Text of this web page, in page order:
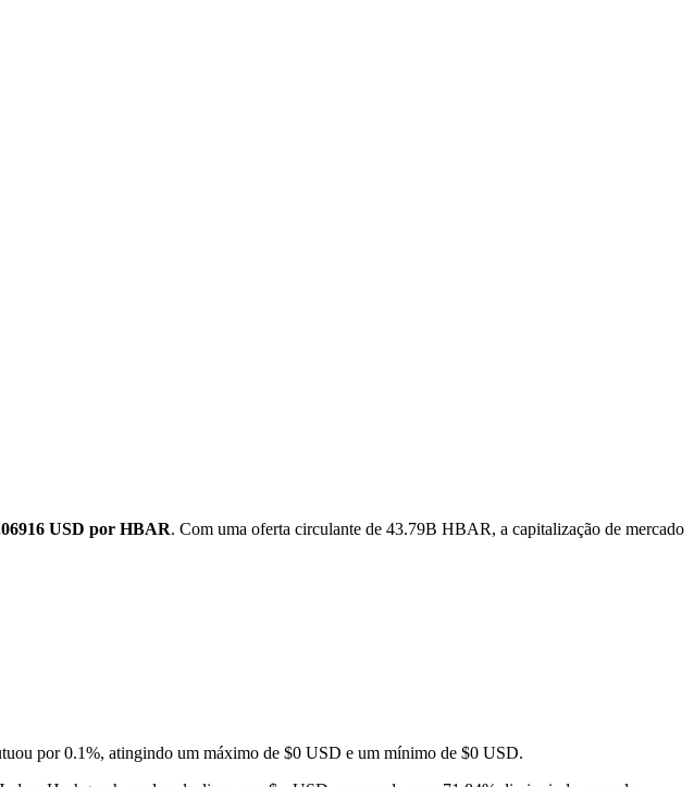
USD por HBAR. Com uma oferta circulante de 43.79B HBAR, a capitalização de mercado
por 0.1%, atingindo um máximo de $0 USD e um mínimo de $0 USD.